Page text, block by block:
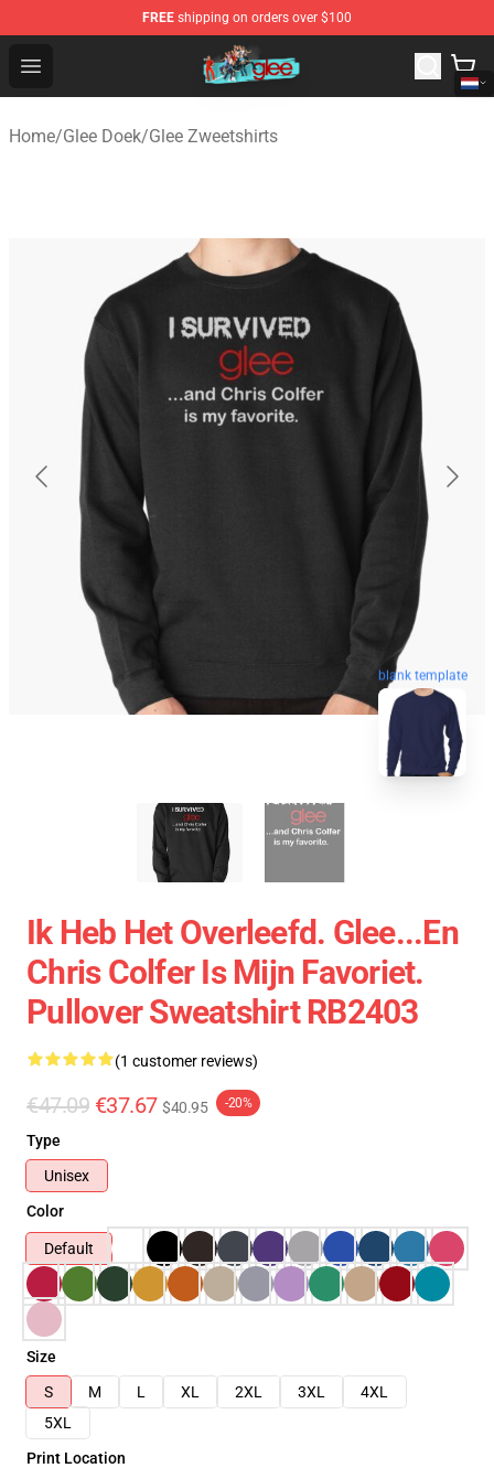
FREE shipping on orders over $100
Open menu
Glee Store - Official Glee Merchandise Shop
Home/Glee Doek/Glee Zweetshirts
blank template
Ik Heb Het Overleefd. Glee...en
Chris Colfer Is Mijn Favoriet.
Pullover Sweatshirt RB2403
(1 customer reviews)
€47.09 €37.67 $40.95 -20%
Type
Unisex
Color
Default
Size
S
M L XL 2XL 3XL
4XL
5XL
Print Location